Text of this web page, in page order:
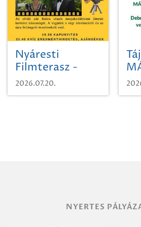
Nyáresti
Filmterasz -
Beugró a
Paradicsomba
2026.07.20.
NYERTES